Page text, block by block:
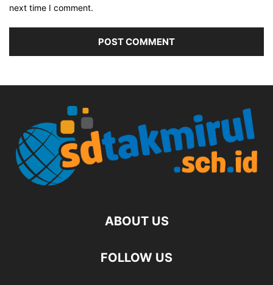
next time I comment.
ABOUT US
FOLLOW US